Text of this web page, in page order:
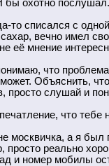
бы охотно
то списался с
вечно имел
её мнение
что
Объяснить,
просто слушай и
что тебе
москвичка, а я
просто реально
и номер мобилы